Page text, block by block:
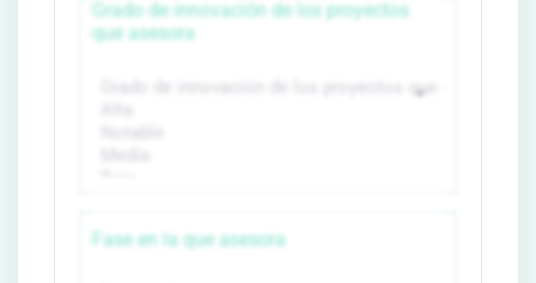
Grado de innovación de los proyectos
que asesora
Fase en la que asesora